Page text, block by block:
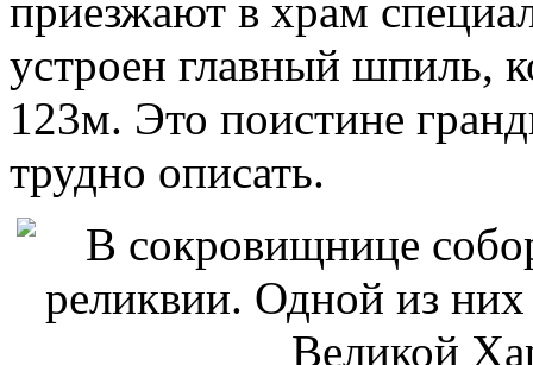
приезжают в храм
устроен главный шпиль,
123м. Это поистине
трудно описать.